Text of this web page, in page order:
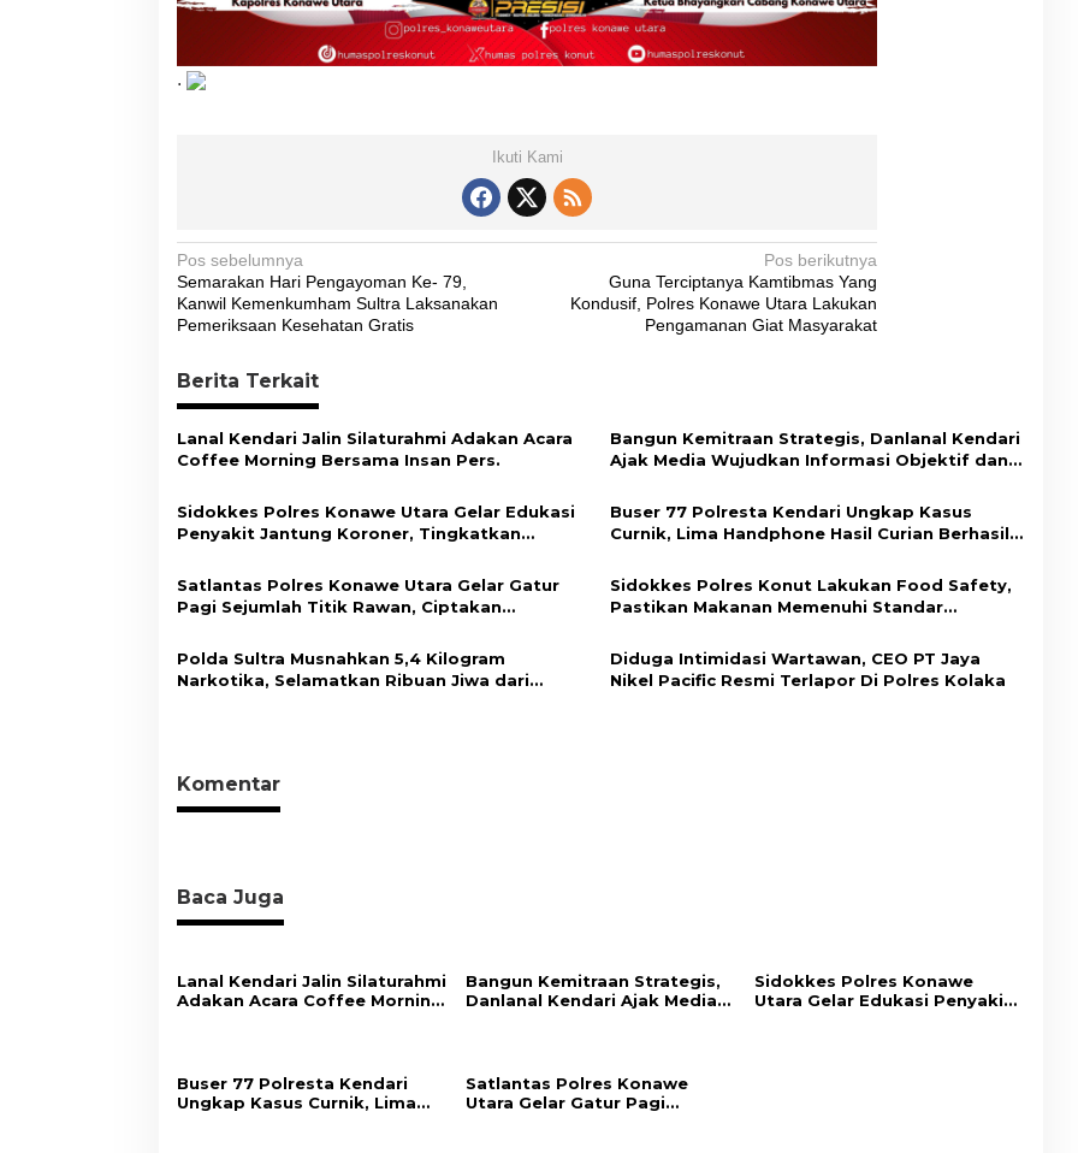
.
Ikuti Kami
N
a
v
i
g
a
s
i
p
s
Pos sebelumnya
Semarakan Hari Pengayoman Ke- 79,
Kanwil Kemenkumham Sultra Laksanakan
Pemeriksaan Kesehatan Gratis
Pos berikutnya
Guna Terciptanya Kamtibmas Yang
Kondusif, Polres Konawe Utara Lakukan
Pengamanan Giat Masyarakat
Berita Terkait
Lanal Kendari Jalin Silaturahmi Adakan Acara
Coffee Morning Bersama Insan Pers.
Bangun Kemitraan Strategis, Danlanal Kendari
Ajak Media Wujudkan Informasi Objektif dan
Sidokkes Polres Konawe Utara Gelar Edukasi
Penyakit Jantung Koroner, Tingkatkan
Sehat
Buser 77 Polresta Kendari Ungkap Kasus
Curnik, Lima Handphone Hasil Curian Berhasil
Satlantas Polres Konawe Utara Gelar Gatur
Pagi Sejumlah Titik Rawan, Ciptakan
Masyarakat
Sidokkes Polres Konut Lakukan Food Safety,
Pastikan Makanan Memenuhi Standar
Polda Sultra Musnahkan 5,4 Kilogram
Narkotika, Selamatkan Ribuan Jiwa dari
Diduga Intimidasi Wartawan, CEO PT Jaya
Nikel Pacific Resmi Terlapor Di Polres Kolaka
Komentar
Baca Juga
Lanal Kendari Jalin Silaturahmi
Adakan Acara Coffee Morning
Bangun Kemitraan Strategis,
Danlanal Kendari Ajak Media
Sidokkes Polres Konawe
Utara Gelar Edukasi Penyakit
Buser 77 Polresta Kendari
Ungkap Kasus Curnik, Lima
Satlantas Polres Konawe
Utara Gelar Gatur Pagi